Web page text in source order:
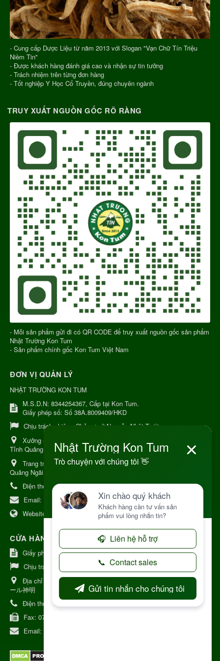
- Cung cấp Dược Liệu từ năm 2013 với Slogan "Vạn Chữ Tín Triệu
Niềm Tin"
- Được khách hàng đánh giá cao và nhận sự tin tưởng
- Trách nhiệm trên từng đơn hàng
- Tốt nghiệp Y Học Cổ Truyền, đúng chuyên ngành
TRUY XUẤT NGUỒN GỐC RÕ RÀNG
- Mỗi sản phẩm gửi đi có QR CODE để truy xuất nguồn gốc sản phẩm
Nhật Trường Kon Tum
- Sản phẩm chính gốc Kon Tum Việt Nam
ĐƠN VỊ QUẢN LÝ
NHẬT TRƯỜNG KON TUM
M.S.D.N: 8344254367, Cấp tại Kon Tum.
Giấy phép số: Số 38A.8009409/HKD
Chịu trách nhiệm: Chủ cơ sở Nguyễn Nhật Trường
Xưởng sản xuất:
Tỉnh Quảng Ngải
Trang trại Dược Liệu Hữu Cơ:Khu 37 Hộ Xã Măng Đen Tỉnh
Quảng Ngãi
Điện thoại:+84 906968923
Email:
kinhdoanh@nhattruongkontum.com
Website:
https://www.nhattruongkontum.com
CỬA HÀNG GIỚI THIỆU TẠI NHẬT BẢN
Giấy phép số: 080-9475-1379
Chịu trách nhiệm:
MR THƯƠNG
Địa chỉ Nhật Bản:
日本 愛知県刈谷市神明町6丁目308番地 ファミ
ール神明
Điện thoại:080-9475-1379
Fax: 070-9178-7979
Email: